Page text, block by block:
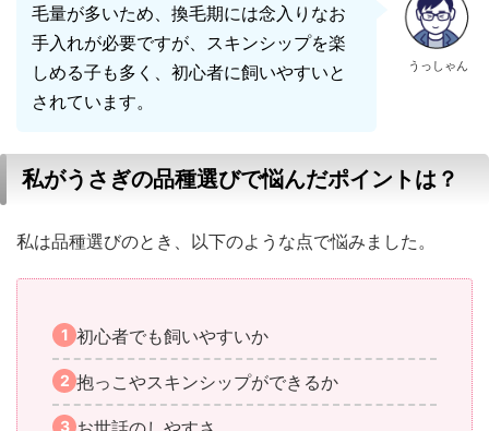
うっしゃん
毛量が多いため、換毛期には念入りなお
手入れが必要ですが、スキンシップを楽
しめる子も多く、初心者に飼いやすいと
されています。
私がうさぎの品種選びで悩んだポイントは？
私は品種選びのとき、以下のような点で悩みました。
初心者でも飼いやすいか
抱っこやスキンシップができるか